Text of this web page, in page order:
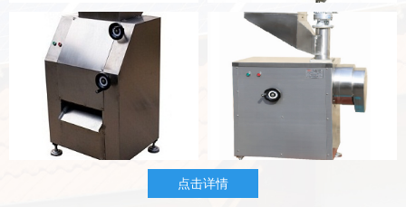
油性粉碎机
点击详情